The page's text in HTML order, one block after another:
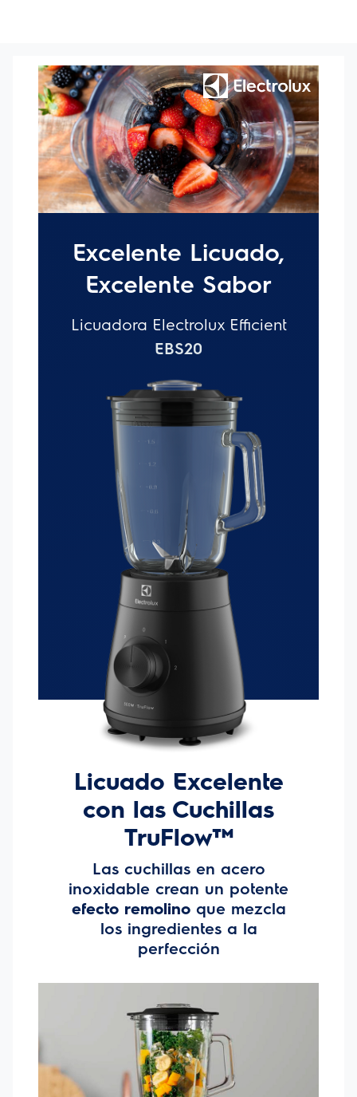
Licuadora Electrolux 500w con Tecnologia
TruFlow™ Experience?
Equipada con tecnología TruFlow™, que hace que
los ingredientes se mezclen fácilmente con un efecto
remolino, Generando una textura homogénea y sin
grumos. La jarra de vidrio es más resistente y tiene
una capacidad total de 1.95L y una capacidad útil de
1.5L, lo que le brinda mucho más espacio para
El motor de la licuadora Electrolux tiene una potencia
de 500W, lo que hace que picar y batir los
ingredientes sea más rápido y práctico, sin
función de Pulse hacen que el uso de la licuadora
sea mucho más práctico.
Con 4 juegos de cuchillas de acero inoxidable en un
diseño diferenciado, Lograrás conseguir excelentes
resultados desde la preparación de zumos, hasta
incluso recetas con los ingredientes más pesados.
¡Cuenta con los electrodomésticos Electrolux para
que tu día a día sea mucho más práctico y
transforma tu cocina con el más alto desempeño
Funciones Extras:
-Excelente licuado con las cuchillas TruFlow™:
cuchillas en acero inoxidable crean un potente efecto
remolino que mezcla los ingredientes a la perfección.
-Jarra de cristal resistente:
Fácil de limpiar y no se
decolora ni absorbe olores, con capacidad útil 1,5L y
capacidad total 1,95L.
-Potente motor de 500W:
El potente motor se
encarga de todo tipo de preparaciones, desde las
recetas más delicadas hasta las más pesadas
mejores resultados para varias recetas con 2
velocidades variables y función pulse, ideal para
picar hielo y preparar bebidas rápidamente.
-Cuchillas de acero inoxidable:Juego de 4
homogénea desde un zumo de frutas hasta el más
delicioso pastel de chocolate.
-Incluye tapa con dosificador:Permite añadir
ingredientes en la jarra mientras la batidora está en
limpieza del vaso medidor, tapa, jarra, conjunto de
-Base antideslizante:Garantiza la estabilidad y
seguridad durante durante el uso y evita las caídas.